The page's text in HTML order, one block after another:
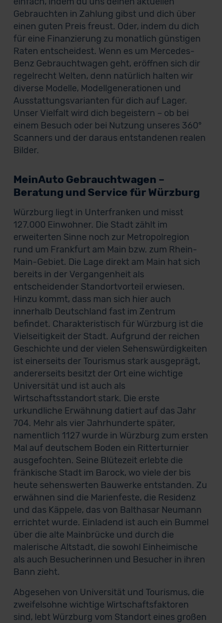
Gebrauchten in Zahlung gibst und dich über
einen guten Preis freust. Oder, indem du dich
für eine Finanzierung zu monatlich günstigen
Raten entscheidest. Wenn es um Mercedes-
Benz Gebrauchtwagen geht, eröffnen sich dir
regelrecht Welten, denn natürlich halten wir
diverse Modelle, Modellgenerationen und
Ausstattungsvarianten für dich auf Lager.
Unser Vielfalt wird dich begeistern – ob bei
einem Besuch oder bei Nutzung unseres 360°
Scanners und der daraus entstandenen realen
Bilder.
MeinAuto Gebrauchtwagen –
Beratung und Service für Würzburg
Würzburg liegt in Unterfranken und misst
127.000 Einwohner. Die Stadt zählt im
erweiterten Sinne noch zur Metropolregion
rund um Frankfurt am Main bzw. zum Rhein-
Main-Gebiet. Die Lage direkt am Main hat sich
bereits in der Vergangenheit als
entscheidender Standortvorteil erwiesen.
Hinzu kommt, dass man sich hier auch
innerhalb Deutschland fast im Zentrum
befindet. Charakteristisch für Würzburg ist die
Vielseitigkeit der Stadt. Aufgrund der reichen
Geschichte und der vielen Sehenswürdigkeiten
ist einerseits der Tourismus stark ausgeprägt,
andererseits besitzt der Ort eine wichtige
Universität und ist auch als
Wirtschaftsstandort stark. Die erste
urkundliche Erwähnung datiert auf das Jahr
704. Mehr als vier Jahrhunderte später,
namentlich 1127 wurde in Würzburg zum ersten
Mal auf deutschem Boden ein Ritterturnier
ausgefochten. Seine Blütezeit erlebte die
fränkische Stadt im Barock, wo viele der bis
heute sehenswerten Bauwerke entstanden. Zu
erwähnen sind die Marienfeste, die Residenz
und das Käppele, das von Balthasar Neumann
errichtet wurde. Einladend ist auch ein Bummel
über die alte Mainbrücke und durch die
malerische Altstadt, die sowohl Einheimische
als auch Besucherinnen und Besucher in ihren
Bann zieht.
Abgesehen von Universität und Tourismus, die
zweifelsohne wichtige Wirtschaftsfaktoren
sind, lebt Würzburg vom Standort eines großen